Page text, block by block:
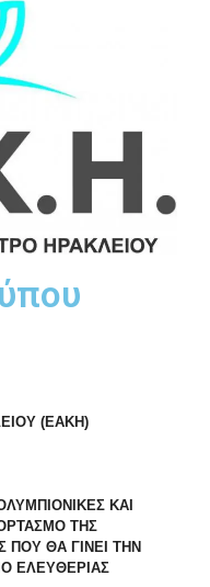
(ΕΑΚΗ)
ΚΑΙ
ΤΗΣ
ΠΟΥ ΘΑ ΓΙΝΕΙ ΤΗΝ
ΕΛΕΥΘΕΡΙΑΣ